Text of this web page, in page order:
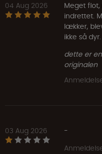
04 Aug 2026
Meget
indrettet.
lækker,
ikke så
dette er
originalen
03 Aug 2026
-